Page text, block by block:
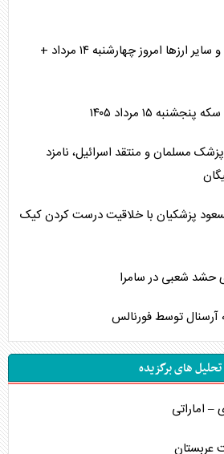
آخرین قیمت دلار، یورو و سایر ارز‌ها امروز چهارشنبه ۱۴ مرداد +
۱۵ مرداد ۱۴۰۵
مسلمان و منتقد اسرائیل، نامزد
پزشکیان با خلاقیت درست کردن کیک
حشد شعبی در سامرا
توسط فورنالس
تحلیل های برگزیده
اماراتی
عربستان